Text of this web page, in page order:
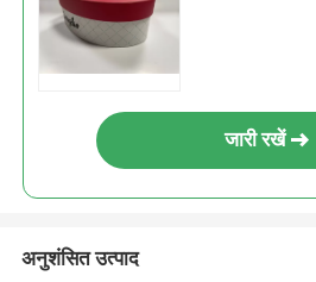
जारी रखें
अनुशंसित उत्पाद